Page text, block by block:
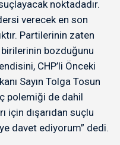
noktadadır.
verecek en son
Partilerinin zaten
birilerinin bozduğunu
CHP’li Önceki
Sayın Tolga Tosun
polemiği de dahil
için dışarıdan suçlu
davet ediyorum” dedi.